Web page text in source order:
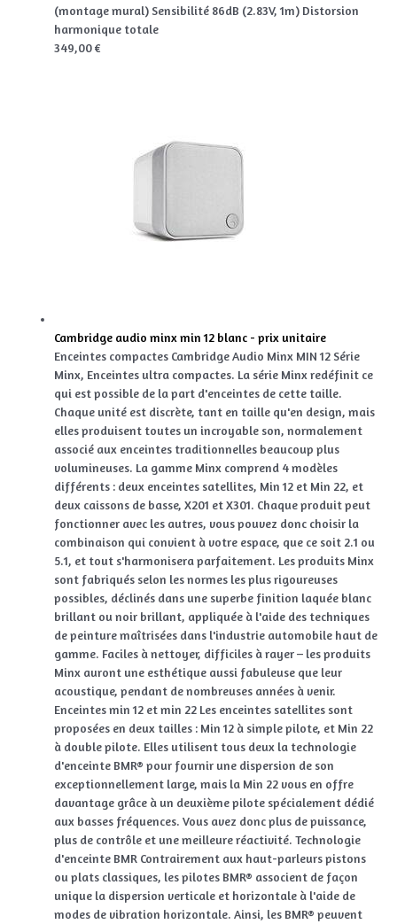
(montage mural) Sensibilité 86dB (2.83V, 1m) Distorsion
harmonique totale
349,00 €
Cambridge audio minx min 12 blanc - prix unitaire
Enceintes compactes Cambridge Audio Minx MIN 12 Série
Minx, Enceintes ultra compactes. La série Minx redéfinit ce
qui est possible de la part d'enceintes de cette taille.
Chaque unité est discrète, tant en taille qu'en design, mais
elles produisent toutes un incroyable son, normalement
associé aux enceintes traditionnelles beaucoup plus
volumineuses. La gamme Minx comprend 4 modèles
différents : deux enceintes satellites, Min 12 et Min 22, et
deux caissons de basse, X201 et X301. Chaque produit peut
fonctionner avec les autres, vous pouvez donc choisir la
combinaison qui convient à votre espace, que ce soit 2.1 ou
5.1, et tout s'harmonisera parfaitement. Les produits Minx
sont fabriqués selon les normes les plus rigoureuses
possibles, déclinés dans une superbe finition laquée blanc
brillant ou noir brillant, appliquée à l'aide des techniques
de peinture maîtrisées dans l'industrie automobile haut de
gamme. Faciles à nettoyer, difficiles à rayer – les produits
Minx auront une esthétique aussi fabuleuse que leur
acoustique, pendant de nombreuses années à venir.
Enceintes min 12 et min 22 Les enceintes satellites sont
proposées en deux tailles : Min 12 à simple pilote, et Min 22
à double pilote. Elles utilisent tous deux la technologie
d'enceinte BMR® pour fournir une dispersion de son
exceptionnellement large, mais la Min 22 vous en offre
davantage grâce à un deuxième pilote spécialement dédié
aux basses fréquences. Vous avez donc plus de puissance,
plus de contrôle et une meilleure réactivité. Technologie
d'enceinte BMR Contrairement aux haut-parleurs pistons
ou plats classiques, les pilotes BMR® associent de façon
unique la dispersion verticale et horizontale à l'aide de
modes de vibration horizontale. Ainsi, les BMR® peuvent